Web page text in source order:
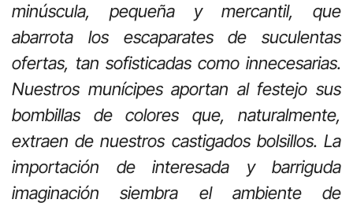
minúscula, pequeña y mercantil, que
abarrota los escaparates de suculentas
ofertas, tan sofisticadas como innecesarias.
Nuestros munícipes aportan al festejo sus
bombillas de colores que, naturalmente,
extraen de nuestros castigados bolsillos. La
importación de interesada y barriguda
imaginación siembra el ambiente de